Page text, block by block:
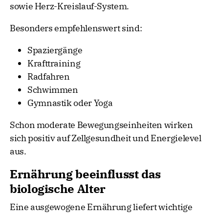
sowie Herz-Kreislauf-System.
Besonders empfehlenswert sind:
Spaziergänge
Krafttraining
Radfahren
Schwimmen
Gymnastik oder Yoga
Schon moderate Bewegungseinheiten wirken
sich positiv auf Zellgesundheit und Energielevel
aus.
Ernährung beeinflusst das
biologische Alter
Eine ausgewogene Ernährung liefert wichtige